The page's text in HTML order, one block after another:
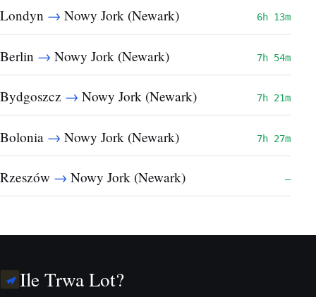
Londyn → Nowy Jork (Newark) 6h 13m
Berlin → Nowy Jork (Newark) 7h 54m
Bydgoszcz → Nowy Jork (Newark) 7h 21m
Bolonia → Nowy Jork (Newark) 7h 27m
Rzeszów → Nowy Jork (Newark) —
Ile Trwa Lot?